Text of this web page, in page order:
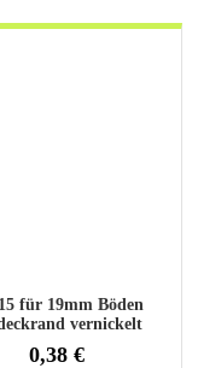
für 19mm Böden
vernickelt
0,38 €